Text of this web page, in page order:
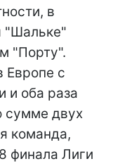
в
"Шальке"
"Порту".
с
и оба раза
сумме двух
команда,
финала Лиги